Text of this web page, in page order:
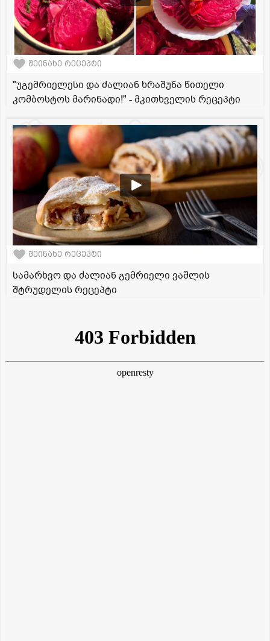
შეინახე რეცეპტი
"უგემრიელესი და ძალიან ხრაშუნა წითელი
კომბოსტოს მარინადი!" - მკითხველის რეცეპტი
შეინახე რეცეპტი
სამარხვო და ძალიან გემრიელი ვაშლის
შტრუდელის რეცეპტი